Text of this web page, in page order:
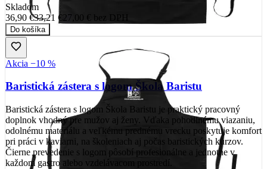
Skladom
36,90 €33,21 €27,00 € bez DPH
Do košíka
Akcia −10 %
Baristická zástera s logom Škola Baristu
Baristická zástera s logom Škola Baristu je praktický pracovný
doplnok vhodný pre mužov aj ženy. Vďaka pohodlnému viazaniu,
odolnému materiálu a veľkému prednému vrecku poskytuje komfort
pri práci v kaviarni, na školeniach aj počas baristických kurzov.
Čierne prevedenie s logom pôsobí profesionálne a jednotne v
každom gastro alebo vzdelávacom prostredí.